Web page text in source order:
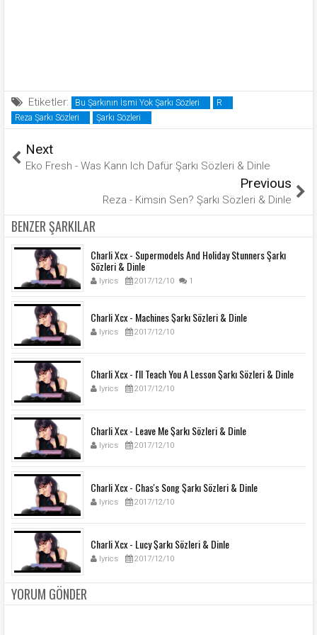
Etiketler: Bu Şarkının İsmi Yok Şarkı Sözleri
R
Reza Şarkı Sözleri
Şarkı Sözleri
Next
Eko Fresh - Was Kann Ich Dafür Şarkı Sözleri & Dinle
Previous
Reza - Kimsin Sen? Şarkı Sözleri & Dinle
BENZER ŞARKILAR
Charli Xcx - Supermodels And Holiday Stunners Şarkı
Sözleri & Dinle
lyrics 2017/12/10 1
Charli Xcx - Machines Şarkı Sözleri & Dinle
lyrics 2017/12/10
Charli Xcx - I'll Teach You A Lesson Şarkı Sözleri & Dinle
lyrics 2017/12/10
Charli Xcx - Leave Me Şarkı Sözleri & Dinle
lyrics 2017/12/10
Charli Xcx - Chas's Song Şarkı Sözleri & Dinle
lyrics 2017/12/10
Charli Xcx - Lucy Şarkı Sözleri & Dinle
lyrics 2017/12/10
YORUM GÖNDER